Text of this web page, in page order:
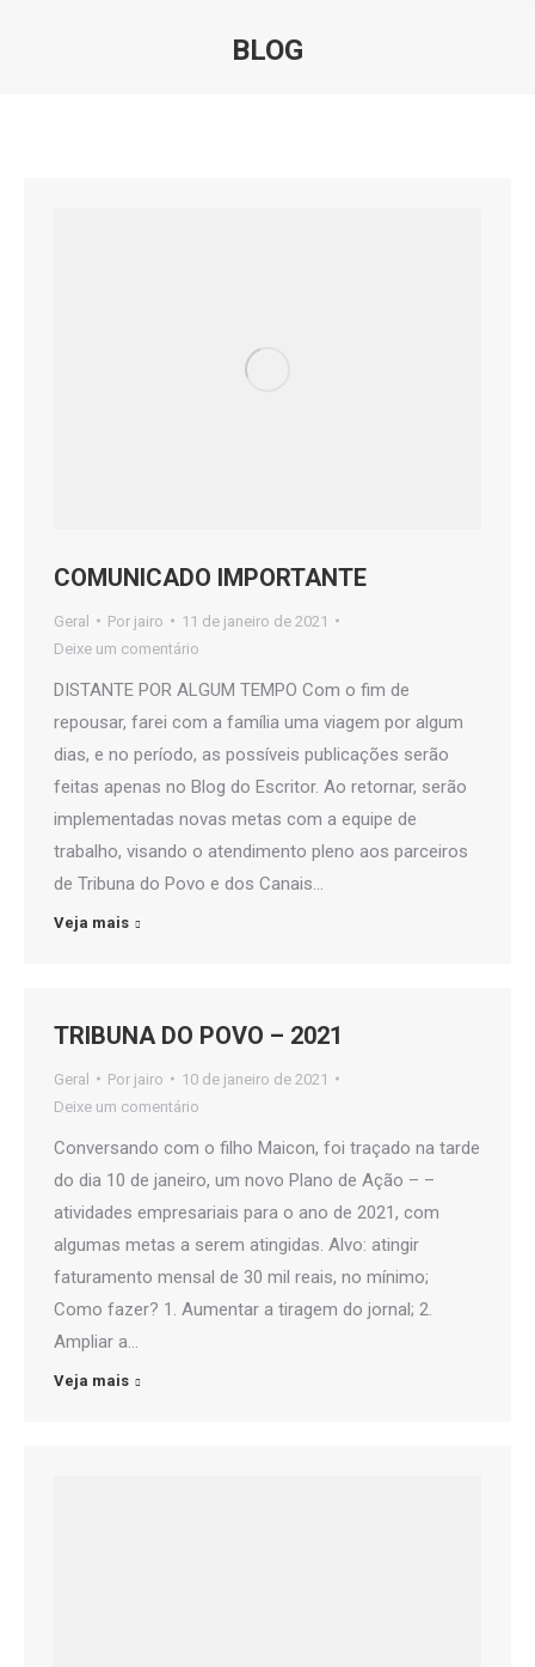
BLOG
COMUNICADO IMPORTANTE
Geral Por jairo
11 de janeiro de 2021
Deixe um comentário
DISTANTE POR ALGUM TEMPO Com o fim de
repousar, farei com a família uma viagem por algum
dias, e no período, as possíveis publicações serão
feitas apenas no Blog do Escritor. Ao retornar, serão
implementadas novas metas com a equipe de
trabalho, visando o atendimento pleno aos parceiros
de Tribuna do Povo e dos Canais…
Veja mais
TRIBUNA DO POVO – 2021
Geral Por jairo
10 de janeiro de 2021
Deixe um comentário
Conversando com o filho Maicon, foi traçado na tarde
do dia 10 de janeiro, um novo Plano de Ação – –
atividades empresariais para o ano de 2021, com
algumas metas a serem atingidas. Alvo: atingir
faturamento mensal de 30 mil reais, no mínimo;
Como fazer? 1. Aumentar a tiragem do jornal; 2.
Ampliar a…
Veja mais